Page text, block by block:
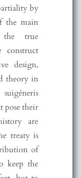
by
the main
the true
construct
design,
theory in
pose their
are
treaty is
of
keep the